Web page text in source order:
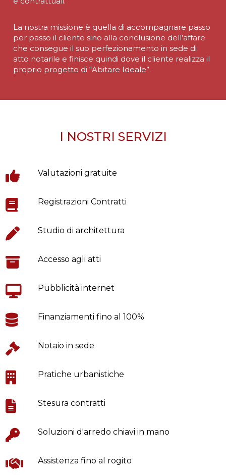
La nostra missione è quella di accompagnare passo
per passo il cliente sino alla conclusione dell’affare
che consegue il suo perfezionamento in sede di
atto notarile e finisce quindi dove il cliente realizza il
proprio progetto di “Abitare Ideale”.
I NOSTRI SERVIZI
Valutazioni gratuite
Registrazioni Contratti
Studio di architettura
Accesso agli atti
Pubblicità internet
Finanziamenti fino al 100%
Notaio in sede
Pratiche urbanistiche
Stesura contratti
Soluzioni d'arredo chiavi in mano
Assistenza fino al rogito